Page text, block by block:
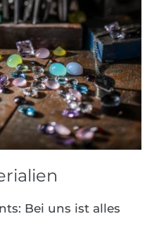
Bei uns ist alles